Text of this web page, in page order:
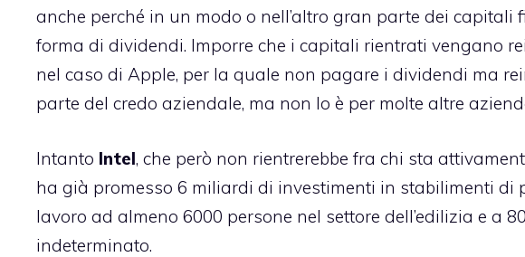
anche perché in un modo o nell’altro gran parte dei
forma di dividendi. Imporre che i capitali rientrati vengano
nel caso di Apple, per la quale non pagare i dividendi ma
parte del credo aziendale, ma non lo è per molte altre
Intanto Intel, che però non rientrerebbe fra chi sta
ha già promesso 6 miliardi di investimenti in stabilimenti di
lavoro ad almeno 6000 persone nel settore dell’edilizia e a
indeterminato.